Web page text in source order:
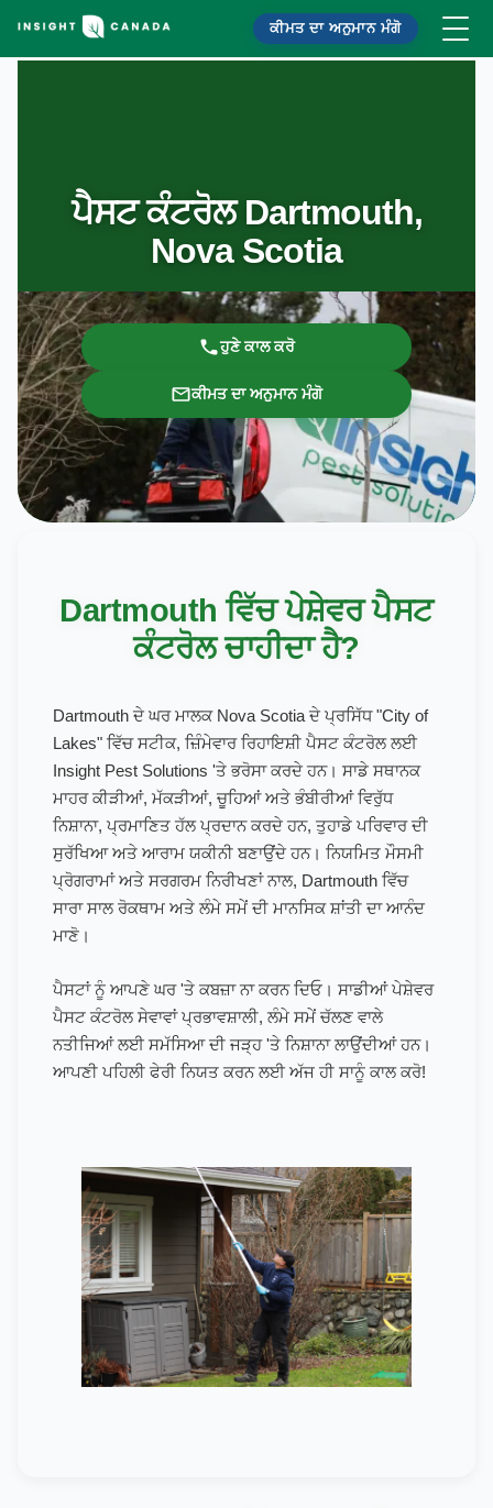
ਕੀਮਤ ਦਾ ਅਨੁਮਾਨ ਮੰਗੋ
ਪੈਸਟ ਕੰਟਰੋਲ Dartmouth,
Nova Scotia
ਹੁਣੇ ਕਾਲ ਕਰੋ
ਕੀਮਤ ਦਾ ਅਨੁਮਾਨ ਮੰਗੋ
Dartmouth ਵਿੱਚ ਪੇਸ਼ੇਵਰ ਪੈਸਟ
ਕੰਟਰੋਲ ਚਾਹੀਦਾ ਹੈ?
Dartmouth ਦੇ ਘਰ ਮਾਲਕ Nova Scotia ਦੇ ਪ੍ਰਸਿੱਧ "City of
Lakes" ਵਿੱਚ ਸਟੀਕ, ਜ਼ਿੰਮੇਵਾਰ ਰਿਹਾਇਸ਼ੀ ਪੈਸਟ ਕੰਟਰੋਲ ਲਈ
Insight Pest Solutions 'ਤੇ ਭਰੋਸਾ ਕਰਦੇ ਹਨ। ਸਾਡੇ ਸਥਾਨਕ
ਮਾਹਰ ਕੀੜੀਆਂ, ਮੱਕੜੀਆਂ, ਚੂਹਿਆਂ ਅਤੇ ਭੰਬੀਰੀਆਂ ਵਿਰੁੱਧ
ਨਿਸ਼ਾਨਾ, ਪ੍ਰਮਾਣਿਤ ਹੱਲ ਪ੍ਰਦਾਨ ਕਰਦੇ ਹਨ, ਤੁਹਾਡੇ ਪਰਿਵਾਰ ਦੀ
ਸੁਰੱਖਿਆ ਅਤੇ ਆਰਾਮ ਯਕੀਨੀ ਬਣਾਉਂਦੇ ਹਨ। ਨਿਯਮਿਤ ਮੌਸਮੀ
ਪ੍ਰੋਗਰਾਮਾਂ ਅਤੇ ਸਰਗਰਮ ਨਿਰੀਖਣਾਂ ਨਾਲ, Dartmouth ਵਿੱਚ
ਸਾਰਾ ਸਾਲ ਰੋਕਥਾਮ ਅਤੇ ਲੰਮੇ ਸਮੇਂ ਦੀ ਮਾਨਸਿਕ ਸ਼ਾਂਤੀ ਦਾ ਆਨੰਦ
ਮਾਣੋ।
ਪੈਸਟਾਂ ਨੂੰ ਆਪਣੇ ਘਰ 'ਤੇ ਕਬਜ਼ਾ ਨਾ ਕਰਨ ਦਿਓ। ਸਾਡੀਆਂ ਪੇਸ਼ੇਵਰ
ਪੈਸਟ ਕੰਟਰੋਲ ਸੇਵਾਵਾਂ ਪ੍ਰਭਾਵਸ਼ਾਲੀ, ਲੰਮੇ ਸਮੇਂ ਚੱਲਣ ਵਾਲੇ
ਨਤੀਜਿਆਂ ਲਈ ਸਮੱਸਿਆ ਦੀ ਜੜ੍ਹ 'ਤੇ ਨਿਸ਼ਾਨਾ ਲਾਉਂਦੀਆਂ ਹਨ।
ਆਪਣੀ ਪਹਿਲੀ ਫੇਰੀ ਨਿਯਤ ਕਰਨ ਲਈ ਅੱਜ ਹੀ ਸਾਨੂੰ ਕਾਲ ਕਰੋ!